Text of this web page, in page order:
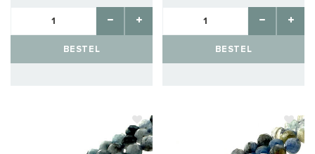
BESTEL BESTEL